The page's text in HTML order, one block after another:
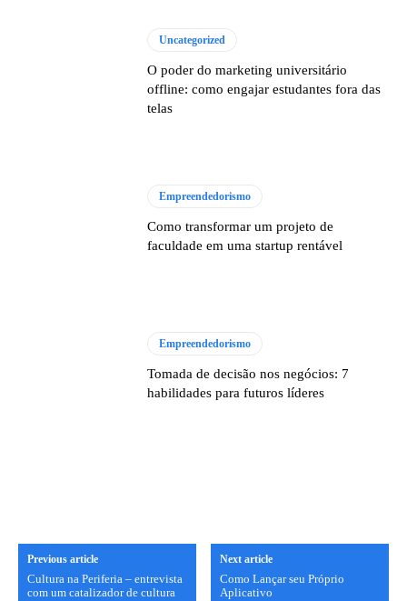
Uncategorized
O poder do marketing universitário
offline: como engajar estudantes fora das
telas
Empreendedorismo
Como transformar um projeto de
faculdade em uma startup rentável
Empreendedorismo
Tomada de decisão nos negócios: 7
habilidades para futuros líderes
Previous article
Cultura na Periferia – entrevista
com um catalizador de cultura
Next article
Como Lançar seu Próprio
Aplicativo